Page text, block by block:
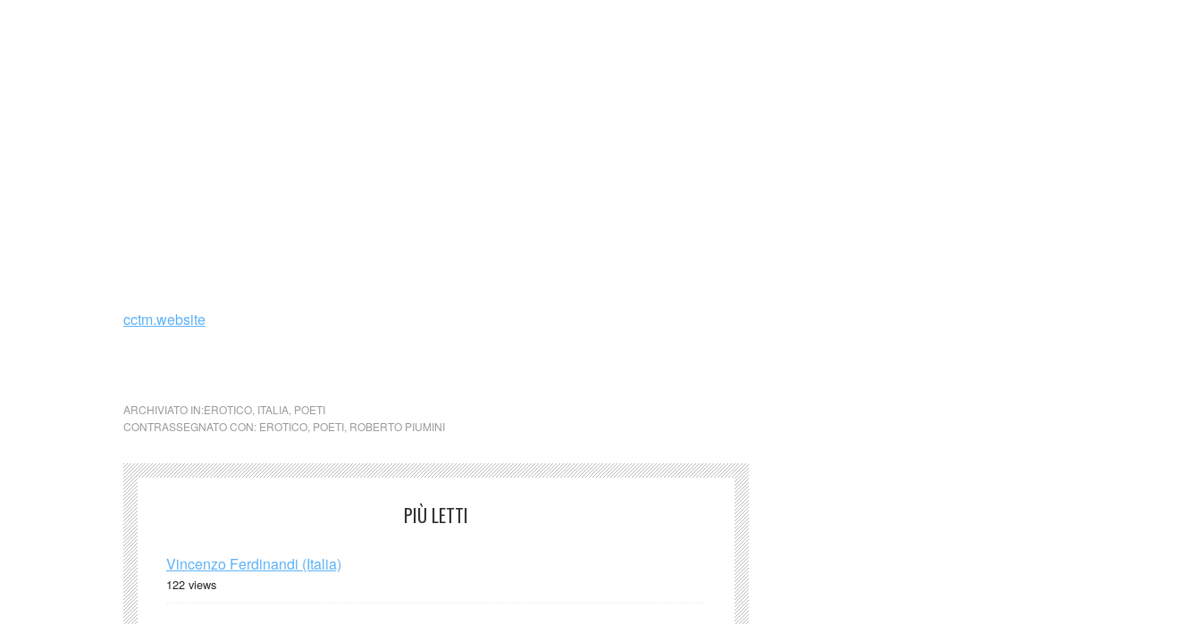
cctm.website
ARCHIVIATO IN:EROTICO ITALIA POETI
CONTRASSEGNATO CON: EROTICO POETI ROBERTO PIUMINI
PIÙ LETTI
Vincenzo Ferdinandi (Italia)
122 views